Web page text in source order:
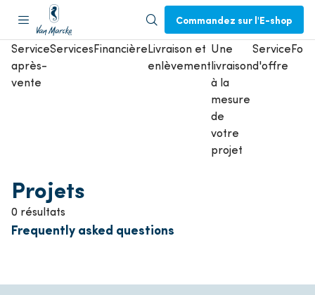
Commandez sur l'E-shop
Service
après-
vente
ServicesFinancièreLivraison et
enlèvement
Une
livraison
à la
mesure
de
votre
projet
Service
d'offre
Projets
0 résultats
Frequently asked questions